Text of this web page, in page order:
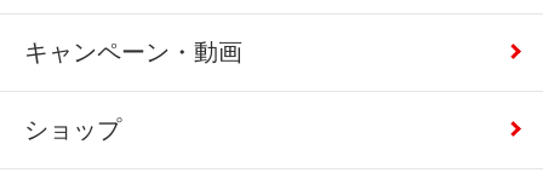
キャンペーン・動画
ショップ